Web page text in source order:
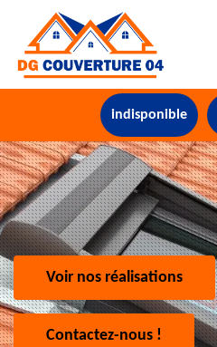
indisponible
Voir nos réalisations
Contactez-nous !